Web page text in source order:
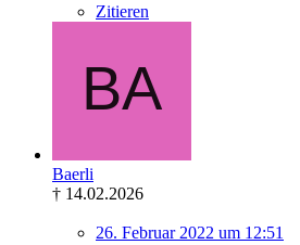
Zitieren
Baerli
† 14.02.2026
26. Februar 2022 um 12:51